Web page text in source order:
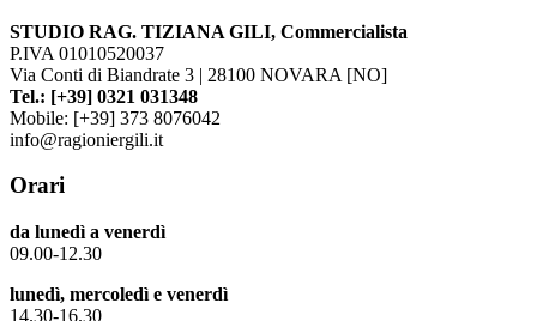
STUDIO RAG. TIZIANA GILI, Commercialista
P.IVA 01010520037
Via Conti di Biandrate 3 | 28100 NOVARA [NO]
Tel.: [+39] 0321 031348
Mobile: [+39] 373 8076042
info@ragioniergili.it
Orari
da lunedì a venerdì
09.00-12.30
lunedì, mercoledì e venerdì
14.30-16.30